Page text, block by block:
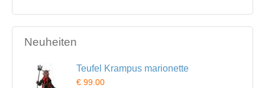
Neuheiten
Teufel Krampus marionette
€ 99.00